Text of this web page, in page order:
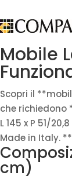
Mobile
Scopri il
che
L 145 x P 51/
Made in Italy.
cm)